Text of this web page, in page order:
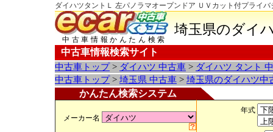
ダイハツタントＬ 左パノラマオープンドア ＵＶカット付プライ
中古車情報かんたん検索
埼玉県のダイ
中古車情報検索サイト
中古車トップ> ダイハツ 中古車 > ダイハツ タント
中古車トップ> 埼玉県 中古車 > 埼玉県のダイハツ中
かんたん検索システム
メーカー名
年式